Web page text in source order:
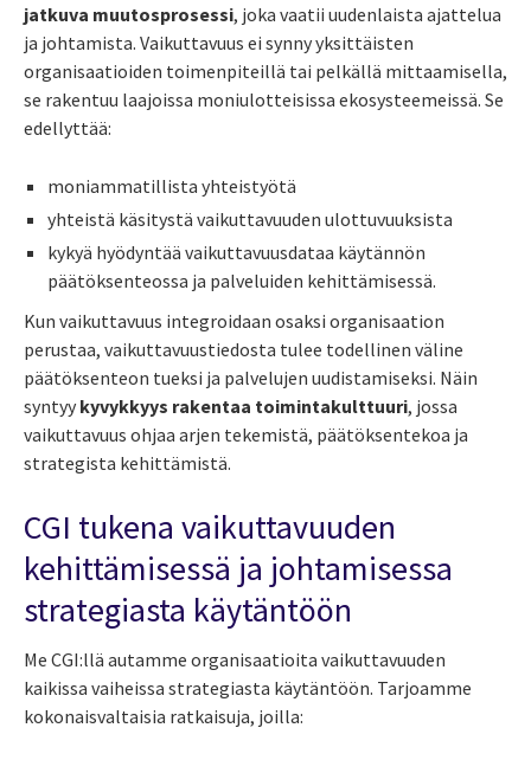
jatkuva muutosprosessi, joka vaatii uudenlaista ajattelua
ja johtamista. Vaikuttavuus ei synny yksittäisten
organisaatioiden toimenpiteillä tai pelkällä mittaamisella,
se rakentuu laajoissa moniulotteisissa ekosysteemeissä. Se
edellyttää:
moniammatillista yhteistyötä
yhteistä käsitystä vaikuttavuuden ulottuvuuksista
kykyä hyödyntää vaikuttavuusdataa käytännön
päätöksenteossa ja palveluiden kehittämisessä.
Kun vaikuttavuus integroidaan osaksi organisaation
perustaa, vaikuttavuustiedosta tulee todellinen väline
päätöksenteon tueksi ja palvelujen uudistamiseksi. Näin
syntyy kyvykkyys rakentaa toimintakulttuuri, jossa
vaikuttavuus ohjaa arjen tekemistä, päätöksentekoa ja
strategista kehittämistä.
CGI tukena vaikuttavuuden
kehittämisessä ja johtamisessa
strategiasta käytäntöön
Me CGI:llä autamme organisaatioita vaikuttavuuden
kaikissa vaiheissa strategiasta käytäntöön. Tarjoamme
kokonaisvaltaisia ratkaisuja, joilla: